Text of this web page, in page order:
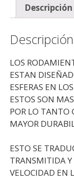
Descripción
Descripción
LOS
ESTAN
ESFERAS EN
ESTOS SON
POR LO TANTO
MAYOR
ESTO SE
TRANSMITIDA
VELOCIDAD EN